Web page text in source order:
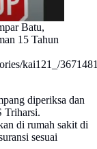
Batu,
15 Tahun
kai121_/
diperiksa dan
Triharsi.
di rumah sakit di
sesuai